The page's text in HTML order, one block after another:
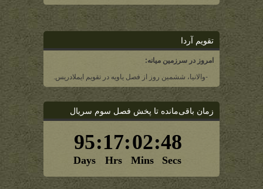
تقویم آردا
امروز در سرزمین میانه:
-والانیا، ششمین روز از فصل یاویه در تقویم ایملادریس.
زمان باقی‌مانده تا پخش فصل سوم سریال